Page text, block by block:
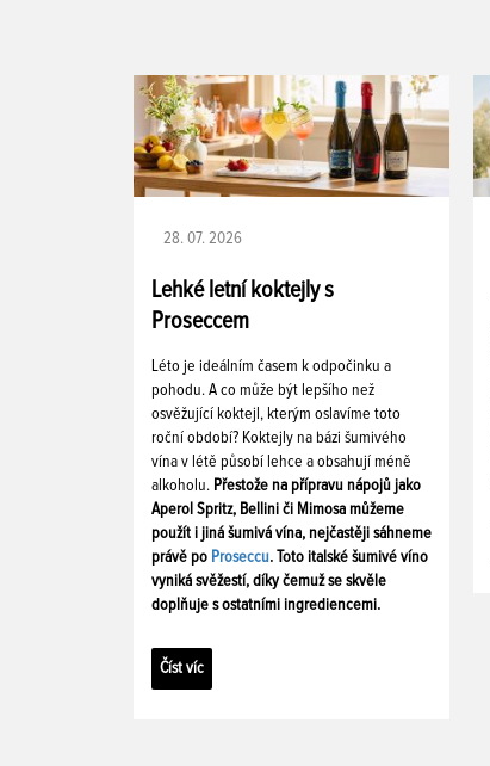
28. 07. 2026
Lehké letní koktejly s
Proseccem
Léto je ideálním časem k odpočinku a
pohodu. A co může být lepšího než
osvěžující koktejl, kterým oslavíme toto
roční období? Koktejly na bázi šumivého
vína v létě působí lehce a obsahují méně
alkoholu. Přestože na přípravu nápojů jako
Aperol Spritz, Bellini či Mimosa můžeme
použít i jiná šumivá vína, nejčastěji sáhneme
právě po Proseccu. Toto italské šumivé víno
vyniká svěžestí, díky čemuž se skvěle
doplňuje s ostatními ingrediencemi.
Číst víc